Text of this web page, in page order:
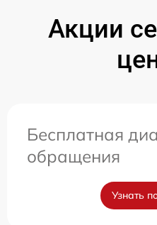
Акции
Бесплатная
обращения
Узнать